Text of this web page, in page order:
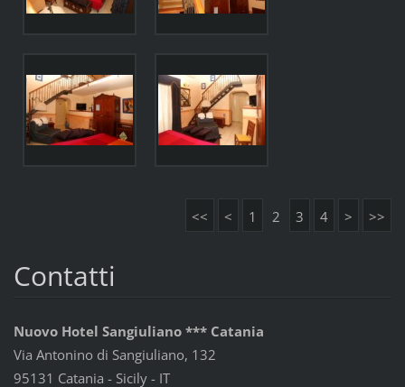
<< < 1 2 3 4 > >>
Contatti
Nuovo Hotel Sangiuliano *** Catania
Via Antonino di Sangiuliano, 132
95131 Catania - Sicily - IT